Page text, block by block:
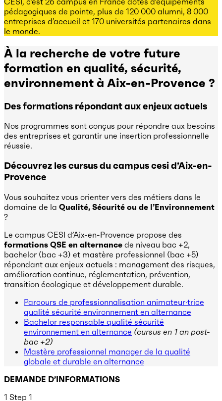
pédagogiques de pointe, plus de 120 000 alumni, 8 000
entreprises d’accueil et 170 universités partenaires dans
le monde.
À la recherche de votre future
formation en qualité, sécurité,
environnement à Aix-en-Provence ?
Des formations répondant aux enjeux actuels
Nos programmes sont conçus pour répondre aux besoins
des entreprises et garantir une insertion professionnelle
réussie.
Découvrez les cursus du campus cesi d’Aix-en-
Provence
Vous souhaitez vous orienter vers des métiers dans le
domaine de la Qualité, Sécurité ou de l’Environnement
?
Le campus CESI d’Aix-en-Provence propose des
formations QSE en alternance de niveau bac +2,
bachelor (bac +3) et mastère professionnel (bac +5)
répondant aux enjeux actuels : management des risques,
amélioration continue, réglementation, prévention,
transition écologique et développement durable.
Parcours de professionnalisation animateur·trice
qualité sécurité environnement en alternance
Bachelor responsable qualité sécurité
environnement en alternance (cursus en 1 an post-
bac +2)
Mastère professionnel manager de la qualité
globale et durable en alternance
DEMANDE D’INFORMATIONS
1 Step 1